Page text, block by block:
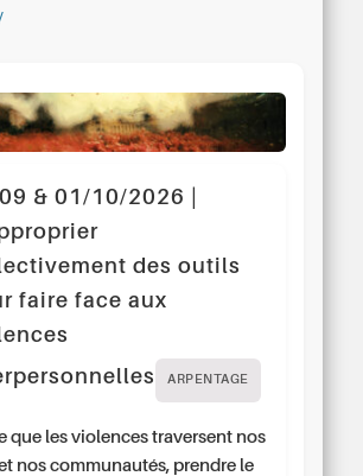
& 01/10/2026 |
des outils
faire face aux
ARPENTAGE
que les violences traversent nos
nos communautés, prendre le